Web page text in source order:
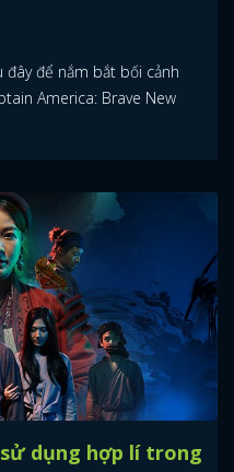
đây để nắm bắt bối cảnh
America: Brave New
dụng hợp lí trong